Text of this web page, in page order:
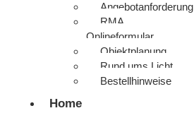
Angebotanforderung
RMA
Onlineformular
Objektplanung
Rund ums Licht
Bestellhinweise
Home